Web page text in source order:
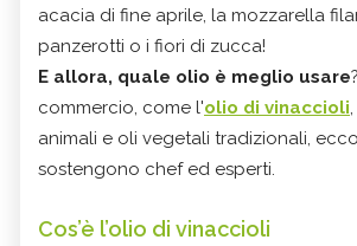
acacia di fine aprile, la mozzarella
panzerotti o i fiori di zucca!
E allora, quale olio è meglio usare
commercio, come l'olio di vinaccioli
animali e oli vegetali tradizionali,
sostengono chef ed esperti.
Cos’è l’olio di vinaccioli